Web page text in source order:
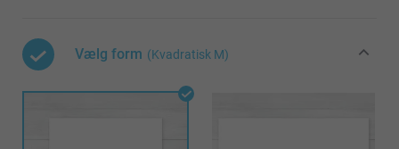
Vælg form (Kvadratisk M)